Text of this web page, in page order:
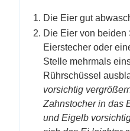
Die Eier gut
Die Eier von beiden
Eierstecher oder
Stelle mehrmals
Rührschüssel
vorsichtig
Zahnstocher in das
und Eigelb